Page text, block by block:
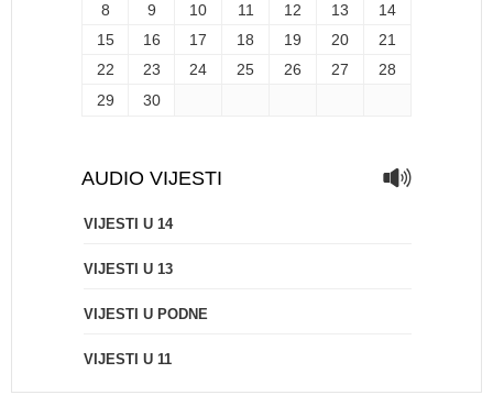
8
9 10 11 12 13
14
15
16 17 18 19 20
21
22
23 24 25 26 27
28
29
30
AUDIO VIJESTI
VIJESTI U 14
VIJESTI U 13
VIJESTI U PODNE
VIJESTI U 11